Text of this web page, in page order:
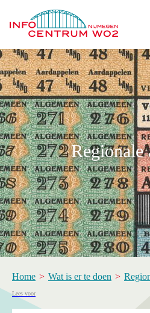
Regionale
Home Wat is er te doen
Lees voor